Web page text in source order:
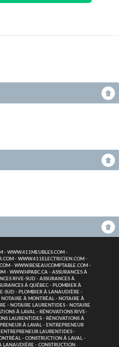
- WWW.411MEUBLES.COM -
- WWW.411ELECTRICIEN.COM -
- WWW.RESEAUCOMPTABLE.COM -
- WWW.HPABC.CA - ASSURANCES À
RIVE-SUD - ASSURANCES À
À QUÉBEC - PLOMBIER À
SUD - PLOMBIER À LANAUDIÈRE -
NOTAIRE À MONTRÉAL - NOTAIRE À
- NOTAIRE LAURENTIDES- NOTAIRE
À LAVAL- RÉNOVATIONS RIVE-
LAURENTIDES - RÉNOVATIONS À
À LAVAL - ENTREPRENEUR
ENTREPRENEUR LAURENTIDES -
- CONSTRUCTION À LAVAL -
LANAUDIÈRE - CONSTRUCTION